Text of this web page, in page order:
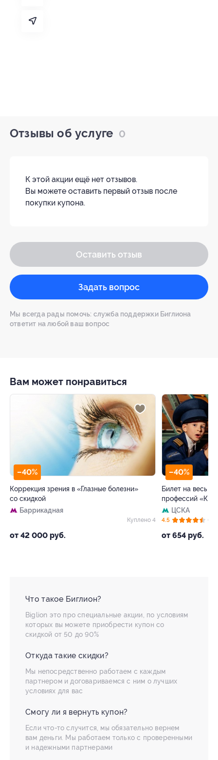
Отзывы об услуге 0
К этой акции ещё нет отзывов.
Вы можете оставить первый отзыв после
покупки купона.
Оставить отзыв
Задать вопрос
Мы всегда рады помочь: служба поддержки Биглиона
ответит на любой ваш вопрос
Вам может понравиться
–40%
Коррекция зрения в «Глазные болезни»
со скидкой
Баррикадная
от 42 000 руб.
Куплено 4
–40%
Билет на весь
профессий
ЦСКА
от 654 руб.
4.5 (62)
Что такое Биглион?
Biglion это про специальные акции, по условиям
которых вы можете приобрести купон со
скидкой от 50 до 90%
Откуда такие скидки?
Мы непосредственно работаем с каждым
партнером и договариваемся с ним о лучших
условиях для вас
Смогу ли я вернуть купон?
Если что-то случится, мы обязательно вернем
вам деньги. Мы работаем только с проверенными
и надежными партнерами